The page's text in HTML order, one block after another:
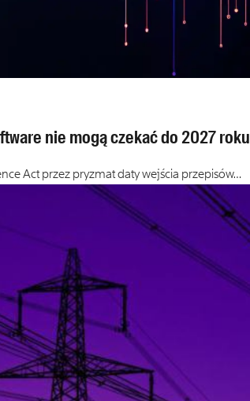
nie mogą czekać do 2027 roku
Act przez pryzmat daty wejścia przepisów…